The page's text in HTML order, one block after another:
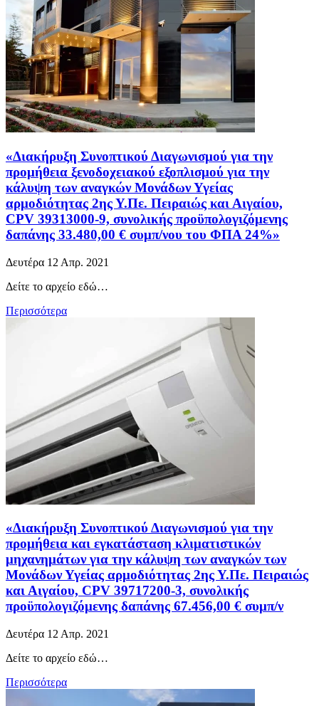
«Διακήρυξη Συνοπτικού Διαγωνισμού για την
προμήθεια ξενοδοχειακού εξοπλισμού για την
κάλυψη των αναγκών Μονάδων Υγείας
αρμοδιότητας 2ης Υ.Πε. Πειραιώς και Αιγαίου,
CPV 39313000-9, συνολικής προϋπολογιζόμενης
δαπάνης 33.480,00 € συμπ/νου του ΦΠΑ 24%»
Δευτέρα 12 Απρ. 2021
Δείτε το αρχείο εδώ…
Περισσότερα
«Διακήρυξη Συνοπτικού Διαγωνισμού για την
προμήθεια και εγκατάσταση κλιματιστικών
μηχανημάτων για την κάλυψη των αναγκών των
Μονάδων Υγείας αρμοδιότητας 2ης Υ.Πε. Πειραιώς
και Αιγαίου, CPV 39717200-3, συνολικής
προϋπολογιζόμενης δαπάνης 67.456,00 € συμπ/ν
Δευτέρα 12 Απρ. 2021
Δείτε το αρχείο εδώ…
Περισσότερα